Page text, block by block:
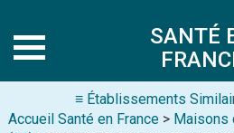
SANTÉ
≡ Établissements
Accueil Santé en France > Maisons